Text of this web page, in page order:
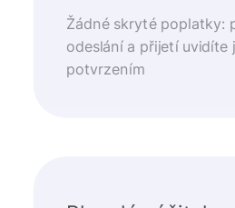
Žádné skryté poplatky:
odeslání a přijetí uvidíte
potvrzením